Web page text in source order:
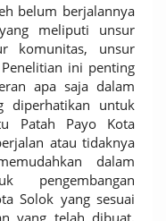
belum berjalannya
meliputi unsur
komunitas, unsur
ini penting
apa saja dalam
diperhatikan untuk
Patah Payo Kota
atau tidaknya
dalam
pengembangan
Solok yang sesuai
yang telah dibuat.